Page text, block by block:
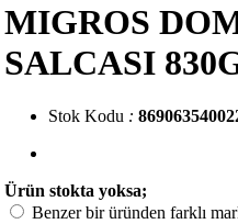
MIGROS
SALCASI
Stok Kodu :
Ürün stokta yoksa;
Benzer bir üründen farklı